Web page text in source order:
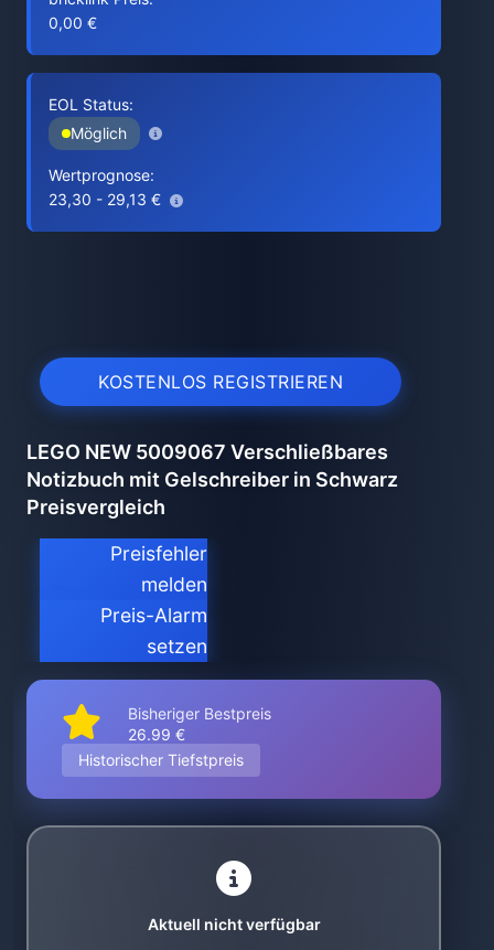
0,00 €
EOL Status:
Möglich
Wertprognose:
23,30 - 29,13 €
KOSTENLOS REGISTRIEREN
LEGO NEW 5009067 Verschließbares
Notizbuch mit Gelschreiber in Schwarz
Preisvergleich
Preisfehler
melden
Preis-Alarm
setzen
Bisheriger Bestpreis
26.99 €
Historischer Tiefstpreis
Aktuell nicht verfügbar